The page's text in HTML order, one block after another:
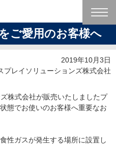
ご愛用のお客様へ
2019年10月3日
プレイソリューションズ株式会社
株式会社が販売いたしましたプ
態でお使いのお客様へ重要なお
性ガスが発生する場所に設置し